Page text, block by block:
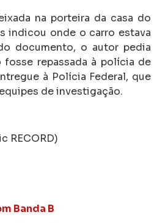
na porteira da casa do
indicou onde o carro estava
documento, o autor pedia
repassada à polícia de
à Polícia Federal, que
de investigação.
RECORD)
Banda B